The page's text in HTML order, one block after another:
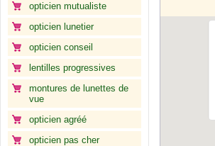
opticien mutualiste
opticien lunetier
opticien conseil
lentilles progressives
montures de lunettes de
vue
opticien agréé
opticien pas cher